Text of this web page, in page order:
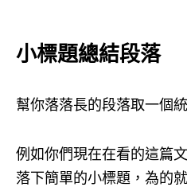
小標題總結段落
幫你落落長的段落取一個
例如你們現在在看的這篇
落下簡單的小標題，為的